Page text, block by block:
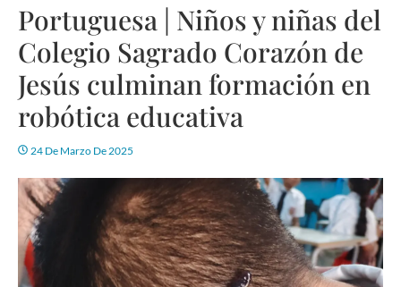
Portuguesa | Niños y niñas del
Colegio Sagrado Corazón de
Jesús culminan formación en
robótica educativa
24 De Marzo De 2025